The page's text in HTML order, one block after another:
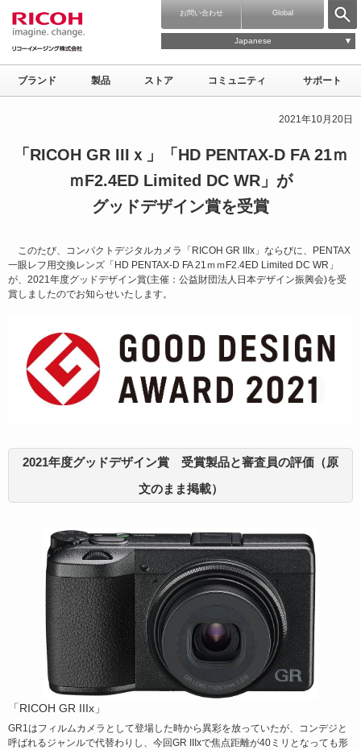
お問い合わせ Global
Japanese
ブランド 製品 ストア コミュニティ サポート
2021年10月20日
「RICOH GR IIIｘ」「HD PENTAX-D FA 21ｍ
ｍF2.4ED Limited DC WR」が
グッドデザイン賞を受賞
このたび、コンパクトデジタルカメラ「RICOH GR IIIx」ならびに、PENTAX
一眼レフ用交換レンズ「HD PENTAX-D FA 21ｍｍF2.4ED Limited DC WR」
が、2021年度グッドデザイン賞(主催：公益財団法人日本デザイン振興会)を受
賞しましたのでお知らせいたします。
2021年度グッドデザイン賞 受賞製品と審査員の評価（原
文のまま掲載）
「RICOH GR IIIx」
GR1はフィルムカメラとして登場した時から異彩を放っていたが、コンデジと
呼ばれるジャンルで代替わりし、今回GR IIIxで焦点距離が40ミリとなっても形